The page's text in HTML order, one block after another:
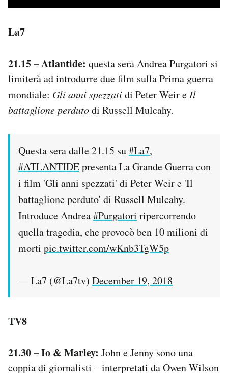
La7
21.15 – Atlantide: questa sera Andrea Purgatori si
limiterà ad introdurre due film sulla Prima guerra
mondiale: Gli anni spezzatidi Peter Weir e Il
battaglione perdutodi Russell Mulcahy.
Questa sera dalle 21.15 su#La7,
#ATLANTIDEpresenta La Grande Guerra con
i film 'Gli anni spezzati' di Peter Weir e 'Il
battaglione perduto' di Russell Mulcahy.
Introduce Andrea#Purgatori ripercorrendo
quella tragedia, che provocò ben 10 milioni di
morti pic.twitter.com/wKnb3TgW5p
— La7 (@La7tv) December 19, 2018
TV8
21.30 – Io & Marley: John e Jenny sono una
coppia di giornalisti – interpretati da Owen Wilson